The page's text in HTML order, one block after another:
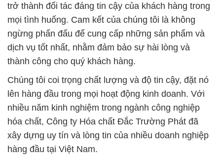
trở thành đối tác đáng tin cậy của khách hàng trong
mọi tình huống. Cam kết của chúng tôi là không
ngừng phấn đấu để cung cấp những sản phẩm và
dịch vụ tốt nhất, nhằm đảm bảo sự hài lòng và
thành công cho quý khách hàng.
Chúng tôi coi trọng chất lượng và độ tin cậy, đặt nó
lên hàng đầu trong mọi hoạt động kinh doanh. Với
nhiều năm kinh nghiệm trong ngành công nghiệp
hóa chất, Công ty Hóa chất Đắc Trường Phát đã
xây dựng uy tín và lòng tin của nhiều doanh nghiệp
hàng đầu tại Việt Nam.